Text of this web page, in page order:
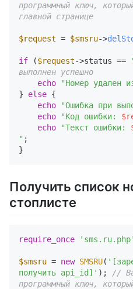
программный ключ,
главной странице
$request = $smsru->
if ($request->status ==
выполнен успешно
echo
"Номер удален
} else {
echo
"Ошибка при
echo
"Код ошибки:
echo
"Текст ошибки:
" ;
Получить список
стоплисте
require_once 'sms.ru.php'
$smsru = new SMSRU(
получить api_id]' );
//
программный ключ,